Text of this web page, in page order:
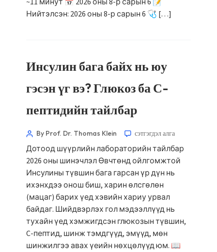
Нийтэлсэн: 2026 оны 8-р сарын 6 🩺 […]
Инсулин бага байх нь юу
гэсэн үг вэ? Глюкоз ба С-
пептидийн тайлбар
By Prof. Dr. Thomas Klein сэтгэгдэл алга
Дотоод шүүрлийн лабораторийн тайлбар
2026 оны шинэчлэл Өвчтөнд ойлгомжтой
Инсулины түвшин бага гарсан үр дүн нь
ихэнхдээ онош биш, харин өлсгөлөн
(мацаг) барих үед хэвийн хариу урвал
байдаг. Шийдвэрлэх гол мэдээллүүд нь
тухайн үед хэмжигдсэн глюкозын түвшин,
C-пептид, шинж тэмдгүүд, эмүүд, мөн
шинжилгээ авах үеийн нөхцөлүүд юм. 📖